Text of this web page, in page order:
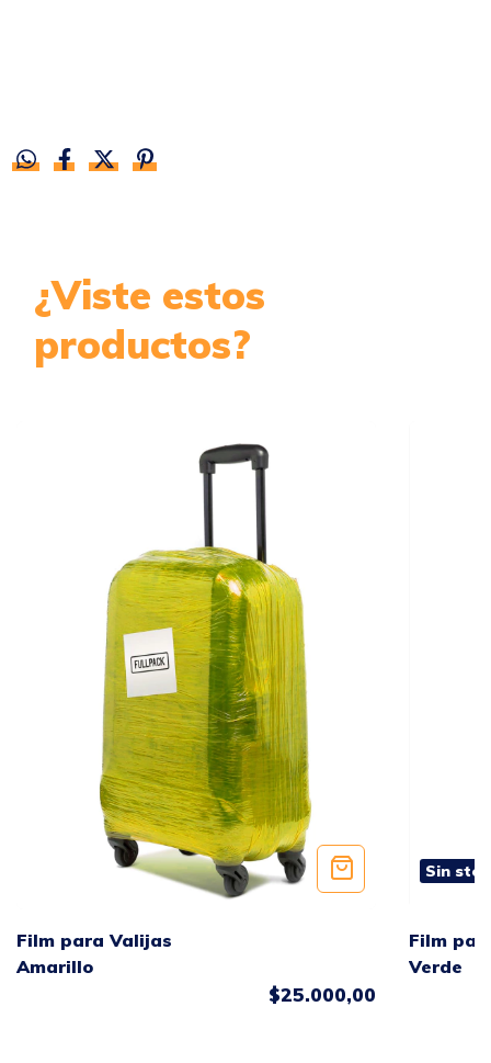
¿Viste estos
productos?
Film para Valijas
Amarillo
$25.000,00
Sin
Film
Verde